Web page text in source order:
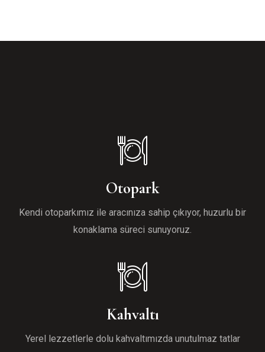
Otopark
Kendi otoparkımız ile aracınıza sahip çıkıyor, huzurlu bir
konaklama süreci sunuyoruz.
Kahvaltı
Yerel lezzetlerle dolu kahvaltımızda unutulmaz tatlar